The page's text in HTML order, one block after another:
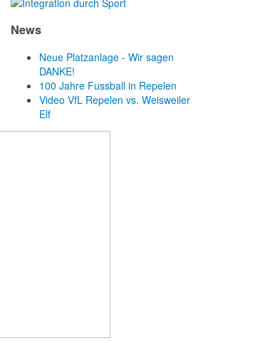
News
Neue Platzanlage - Wir sagen
DANKE!
100 Jahre Fussball in Repelen
Video VfL Repelen vs. Weisweiler
Elf